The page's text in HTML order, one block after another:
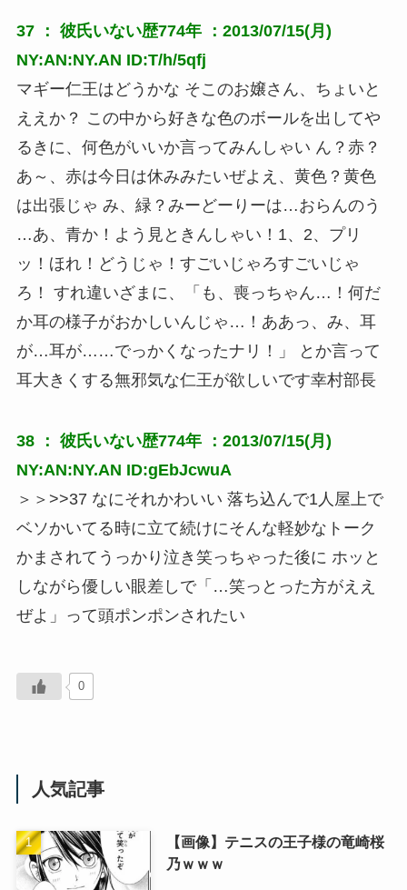
37 ： 彼氏いない歴774年
：2013/07/15(月)
NY:AN:NY.AN ID:T/h/5qfj
マギー仁王はどうかな そこのお嬢さん、ちょいと
ええか？ この中から好きな色のボールを出してや
るきに、何色がいいか言ってみんしゃい ん？赤？
あ～、赤は今日は休みみたいぜよえ、黄色？黄色
は出張じゃ み、緑？みーどーりーは…おらんのう
…あ、青か！よう見ときんしゃい！1、2、プリ
ッ！ほれ！どうじゃ！すごいじゃろすごいじゃ
ろ！ すれ違いざまに、「も、喪っちゃん…！何だ
か耳の様子がおかしいんじゃ…！ああっ、み、耳
が…耳が……でっかくなったナリ！」 とか言って
耳大きくする無邪気な仁王が欲しいです幸村部長
38 ： 彼氏いない歴774年
：2013/07/15(月)
NY:AN:NY.AN ID:gEbJcwuA
＞＞>>37 なにそれかわいい 落ち込んで1人屋上で
ベソかいてる時に立て続けにそんな軽妙なトーク
かまされてうっかり泣き笑っちゃった後に ホッと
しながら優しい眼差しで「…笑っとった方がええ
ぜよ」って頭ポンポンされたい
0
人気記事
【画像】テニスの王子様の竜崎桜
乃ｗｗｗ